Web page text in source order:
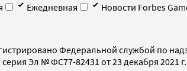
Ежедневная
Новости Forbes
Федеральной службой по
Эл № ФС77-82431 от 23 декабря 2021 г.